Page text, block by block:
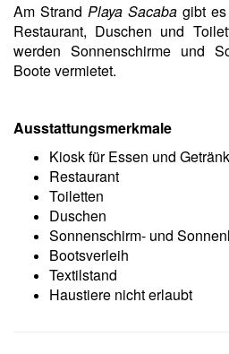
Am Strand Playa Sacaba gibt
Restaurant, Duschen und
werden Sonnenschirme und
Boote vermietet.
Ausstattungsmerkmale
Kiosk für Essen und
Restaurant
Toiletten
Duschen
Sonnenschirm- und
Bootsverleih
Textilstand
Haustiere nicht erlaubt